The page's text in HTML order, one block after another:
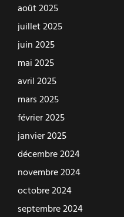
août 2025
juillet 2025
juin 2025
mai 2025
avril 2025
mars 2025
février 2025
janvier 2025
décembre 2024
novembre 2024
octobre 2024
septembre 2024